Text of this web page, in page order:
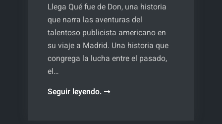
Llega Qué fue de Don, una historia
que narra las aventuras del
talentoso publicista americano en
su viaje a Madrid. Una historia que
congrega la lucha entre el pasado,
el…
Seguir leyendo.¿Qué